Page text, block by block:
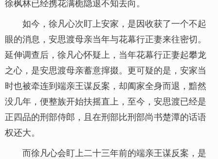
如今，徐凡心次盯上安家，是因收获了一个不起
眼的消息，安思渡母亲当年与花幕行正妻来往密切。
延伸调查后，徐凡心怀疑上，当年花幕行正妻起攀龙
之心，是安思渡母亲蓄意撺掇。更可疑的是，安家当
时也被牵连到端亲王谋反案，却阖家全身而退，黯然
没几年，便整族开始扶摇直上，至今，安思渡已经是
正四品的刑部侍郎，且在刑部比刑部尚书楚潭的话语
权还大。
而徐凡心会盯上二十三年前的端亲王谋反案，是